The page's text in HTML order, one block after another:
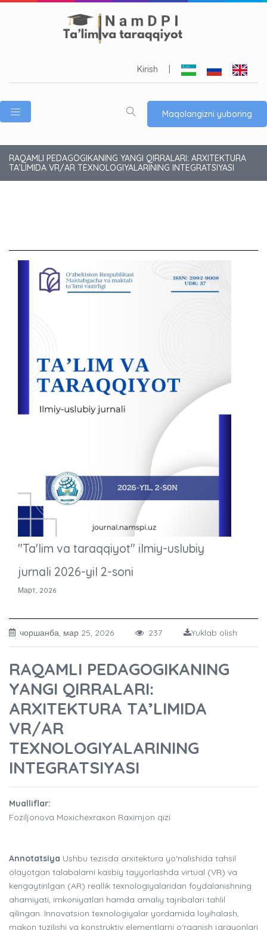
Kirish
Maqolangizni yuboring
RAQAMLI PEDAGOGIKANING YANGI QIRRALARI: ARXITEKTURA
TA’LIMIDA VR/AR TEXNOLOGIYALARINING INTEGRATSIYASI
"Ta'lim va taraqqiyot" ilmiy-uslubiy
jurnali 2026-yil 2-soni
Март, 2026
чоршанба, мар 25, 2026 237 Yuklab olish
RAQAMLI PEDAGOGIKANING
YANGI QIRRALARI:
ARXITEKTURA TA’LIMIDA
VR/AR
TEXNOLOGIYALARINING
INTEGRATSIYASI
Mualliflar:
Foziljonova Moxichexraxon Raximjon qizi
Annotatsiya Ushbu tezisda arxitektura yo‘nalishida tahsil
olayotgan talabalarni kasbiy tayyorlashda virtual (VR) va
kengaytirilgan (AR) reallik texnologiyalaridan foydalanishning
ahamiyati, imkoniyatlari hamda amaliy tajribalari tahlil
qilingan. Innovatsion texnologiyalar yordamida loyihalash,
makon tuzilishi va konstruktiv elementlarni o‘rganish jarayonlari